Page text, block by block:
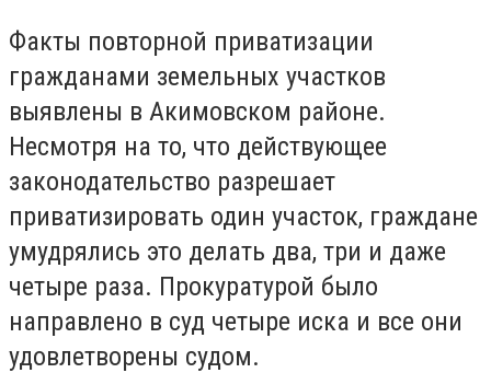
Факты повторной приватизации
гражданами земельных участков
выявлены в Акимовском районе.
Несмотря на то, что действующее
законодательство разрешает
приватизировать один участок, граждане
умудрялись это делать два, три и даже
четыре раза. Прокуратурой было
направлено в суд четыре иска и все они
удовлетворены судом.